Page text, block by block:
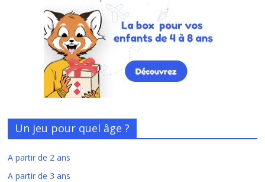
Un jeu pour quel âge ?
A partir de 2 ans
A partir de 3 ans